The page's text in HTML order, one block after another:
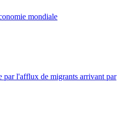
mondiale
par l'afflux de migrants arrivant par